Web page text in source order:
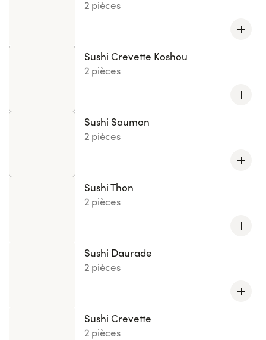
2 pièces
Sushi Crevette Koshou
2 pièces
Sushi Saumon
2 pièces
Sushi Thon
2 pièces
Sushi Daurade
2 pièces
Sushi Crevette
2 pièces